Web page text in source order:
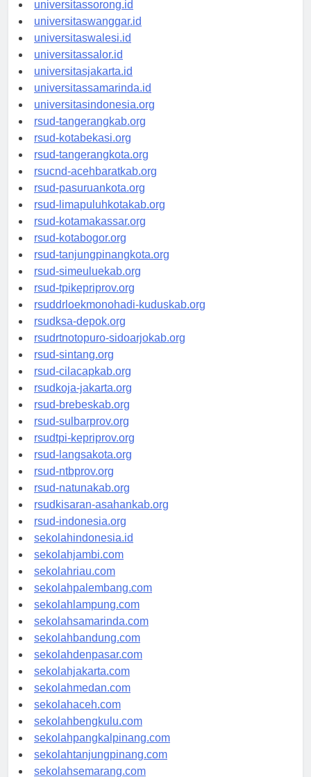
universitassorong.id
universitaswanggar.id
universitaswalesi.id
universitassalor.id
universitasjakarta.id
universitassamarinda.id
universitasindonesia.org
rsud-tangerangkab.org
rsud-kotabekasi.org
rsud-tangerangkota.org
rsucnd-acehbaratkab.org
rsud-pasuruankota.org
rsud-limapuluhkotakab.org
rsud-kotamakassar.org
rsud-kotabogor.org
rsud-tanjungpinangkota.org
rsud-simeuluekab.org
rsud-tpikepriprov.org
rsuddrloekmonohadi-kuduskab.org
rsudksa-depok.org
rsudrtnotopuro-sidoarjokab.org
rsud-sintang.org
rsud-cilacapkab.org
rsudkoja-jakarta.org
rsud-brebeskab.org
rsud-sulbarprov.org
rsudtpi-kepriprov.org
rsud-langsakota.org
rsud-ntbprov.org
rsud-natunakab.org
rsudkisaran-asahankab.org
rsud-indonesia.org
sekolahindonesia.id
sekolahjambi.com
sekolahriau.com
sekolahpalembang.com
sekolahlampung.com
sekolahsamarinda.com
sekolahbandung.com
sekolahdenpasar.com
sekolahjakarta.com
sekolahmedan.com
sekolahaceh.com
sekolahbengkulu.com
sekolahpangkalpinang.com
sekolahtanjungpinang.com